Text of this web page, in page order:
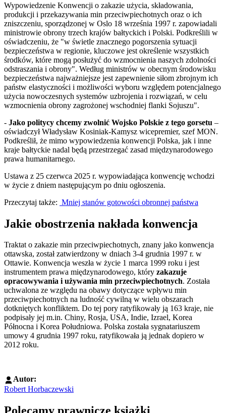
Wypowiedzenie Konwencji o zakazie użycia, składowania,
produkcji i przekazywania min przeciwpiechotnych oraz o ich
zniszczeniu, sporządzonej w Oslo 18 września 1997 r. zapowiadali
ministrowie obrony trzech krajów bałtyckich i Polski. Podkreślili w
oświadczeniu, że "w świetle znacznego pogorszenia sytuacji
bezpieczeństwa w regionie, kluczowe jest określenie wszystkich
środków, które mogą posłużyć do wzmocnienia naszych zdolności
odstraszania i obrony". Według ministrów w obecnym środowisku
bezpieczeństwa najważniejsze jest zapewnienie siłom zbrojnym ich
państw elastyczności i możliwości wyboru względem potencjalnego
użycia nowoczesnych systemów uzbrojenia i rozwiązań, w celu
wzmocnienia obrony zagrożonej wschodniej flanki Sojuszu".
- Jako politycy chcemy zwolnić Wojsko Polskie z tego gorsetu –
oświadczył Władysław Kosiniak-Kamysz wicepremier, szef MON.
Podkreślił, że mimo wypowiedzenia konwencji Polska, jak i inne
kraje bałtyckie nadal będą przestrzegać zasad międzynarodowego
prawa humanitarnego.
Ustawa z 25 czerwca 2025 r. wypowiadająca konwencję wchodzi
w życie z dniem następującym po dniu ogłoszenia.
Przeczytaj także: Mniej stanów gotowości obronnej państwa
Jakie obostrzenia nakłada konwencja
Traktat o zakazie min przeciwpiechotnych, znany jako konwencja
ottawska, został zatwierdzony w dniach 3-4 grudnia 1997 r. w
Ottawie. Konwencja weszła w życie 1 marca 1999 roku i jest
instrumentem prawa międzynarodowego, który zakazuje
opracowywania i używania min przeciwpiechotnych. Została
uchwalona ze względu na obawy dotyczące wpływu min
przeciwpiechotnych na ludność cywilną w wielu obszarach
dotkniętych konfliktem. Do tej pory ratyfikowały ją 163 kraje, nie
podpisały jej m.in. Chiny, Rosja, USA, Indie, Izrael, Korea
Północna i Korea Południowa. Polska została sygnatariuszem
umowy 4 grudnia 1997 roku, ratyfikowała ją jednak dopiero w
2012 roku.
Autor:
Robert Horbaczewski
Polecamy prawnicze książki